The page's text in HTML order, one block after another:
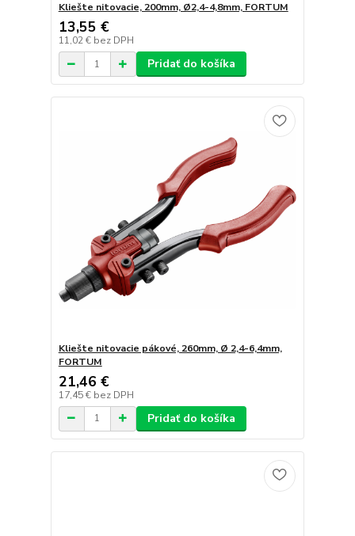
Kliešte nitovacie, 200mm, Ø2,4-4,8mm, FORTUM
13,55 €
11,02 € bez DPH
Pridať do košíka
Kliešte nitovacie pákové, 260mm, Ø 2,4-6,4mm,
FORTUM
21,46 €
17,45 € bez DPH
Pridať do košíka